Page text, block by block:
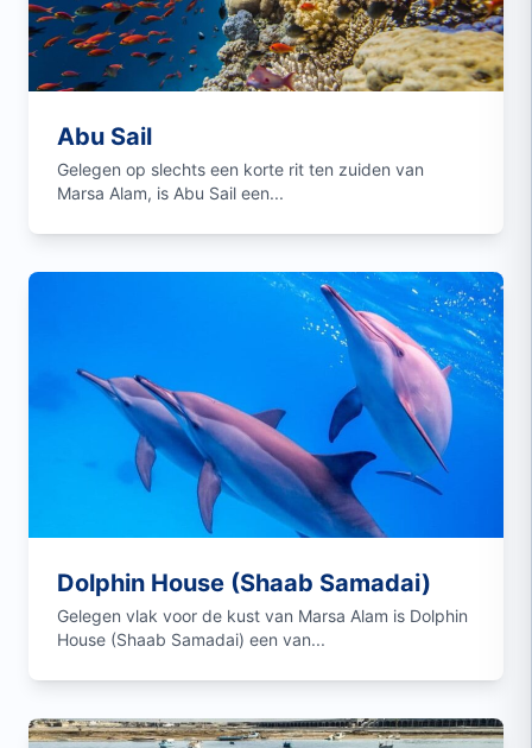
Abu Sail
Gelegen op slechts een korte rit ten zuiden van
Marsa Alam, is Abu Sail een...
Dolphin House (Shaab Samadai)
Gelegen vlak voor de kust van Marsa Alam is Dolphin
House (Shaab Samadai) een van...